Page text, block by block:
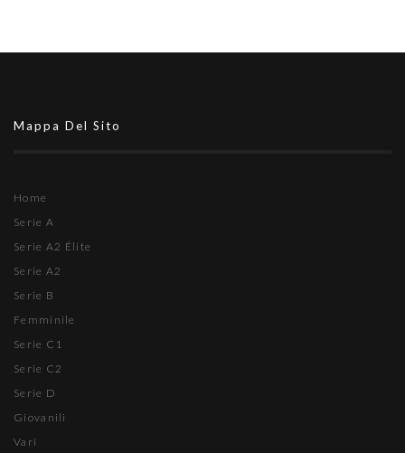
Mappa Del Sito
Home
Serie A
Serie A2 Élite
Serie A2
Serie B
Femminile
Serie C1
Serie C2
Serie D
Giovanili
Vari